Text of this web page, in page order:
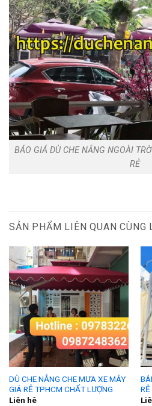
BÁO GIÁ DÙ CHE NẮNG NGOÀI
RẺ
SẢN PHẨM LIÊN QUAN CÙNG
DÙ CHE NẮNG CHE MƯA XE MÁY
GIÁ RẺ TPHCM CHẤT LƯỢNG
Liên hê